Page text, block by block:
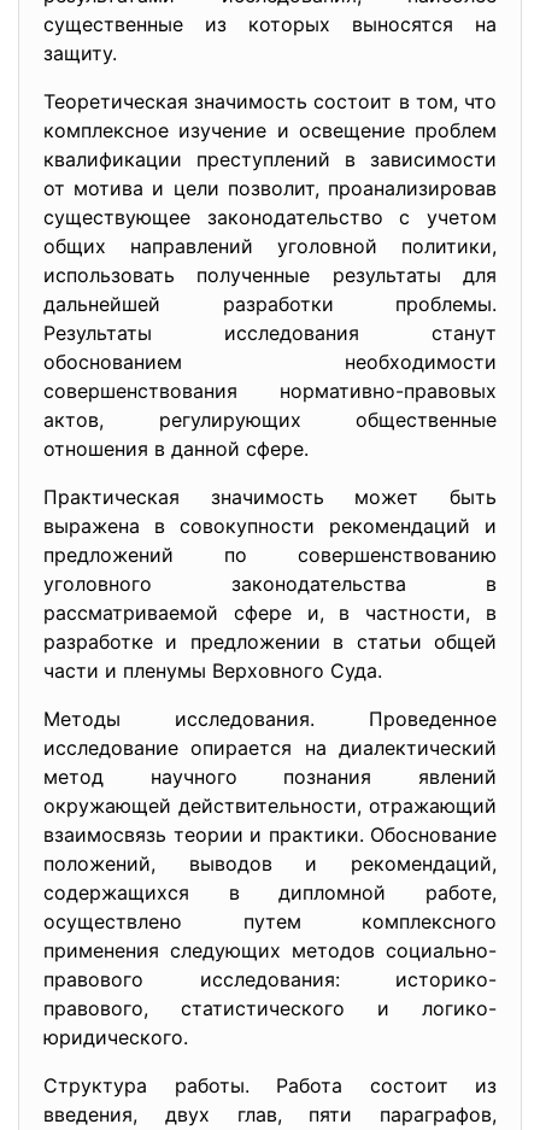
существенные из которых выносятся на
защиту.
Теоретическая значимость состоит в том, что
комплексное изучение и освещение проблем
квалификации преступлений в зависимости
от мотива и цели позволит, проанализировав
существующее законодательство с учетом
общих направлений уголовной политики,
использовать полученные результаты для
дальнейшей разработки проблемы.
Результаты исследования станут
обоснованием необходимости
совершенствования нормативно-правовых
актов, регулирующих общественные
отношения в данной сфере.
Практическая значимость может быть
выражена в совокупности рекомендаций и
предложений по совершенствованию
уголовного законодательства в
рассматриваемой сфере и, в частности, в
разработке и предложении в статьи общей
части и пленумы Верховного Суда.
Методы исследования. Проведенное
исследование опирается на диалектический
метод научного познания явлений
окружающей действительности, отражающий
взаимосвязь теории и практики. Обоснование
положений, выводов и рекомендаций,
содержащихся в дипломной работе,
осуществлено путем комплексного
применения следующих методов социально-
правового исследования: историко-
правового, статистического и логико-
юридического.
Структура работы. Работа состоит из
введения, двух глав, пяти параграфов,